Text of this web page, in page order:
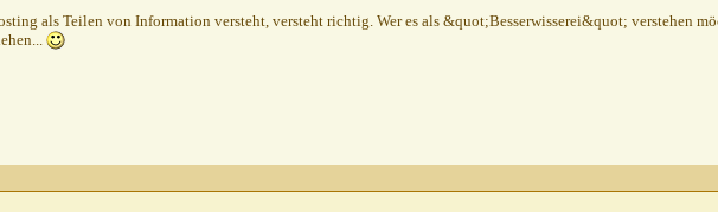
als Teilen von Information versteht, versteht richtig. Wer es als &quot;Besserwisserei&quot; verstehen